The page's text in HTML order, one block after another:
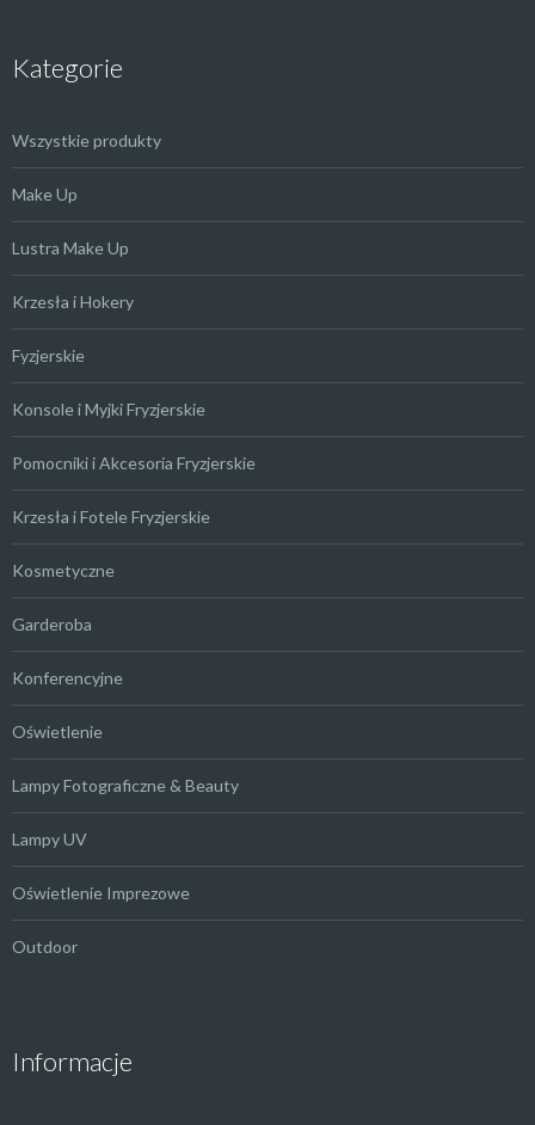
Kategorie
Wszystkie produkty
Make Up
Lustra Make Up
Krzesła i Hokery
Fyzjerskie
Konsole i Myjki Fryzjerskie
Pomocniki i Akcesoria Fryzjerskie
Krzesła i Fotele Fryzjerskie
Kosmetyczne
Garderoba
Konferencyjne
Oświetlenie
Lampy Fotograficzne & Beauty
Lampy UV
Oświetlenie Imprezowe
Outdoor
Informacje